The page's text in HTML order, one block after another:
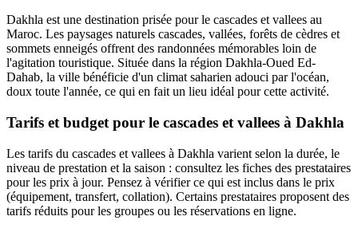
Dakhla est une destination prisée pour le cascades et vallees au
Maroc. Les paysages naturels cascades, vallées, forêts de cèdres et
sommets enneigés offrent des randonnées mémorables loin de
l'agitation touristique. Située dans la région Dakhla-Oued Ed-
Dahab, la ville bénéficie d'un climat saharien adouci par l'océan,
doux toute l'année, ce qui en fait un lieu idéal pour cette activité.
Tarifs et budget pour le cascades et vallees à Dakhla
Les tarifs du cascades et vallees à Dakhla varient selon la durée, le
niveau de prestation et la saison : consultez les fiches des prestataires
pour les prix à jour. Pensez à vérifier ce qui est inclus dans le prix
(équipement, transfert, collation). Certains prestataires proposent des
tarifs réduits pour les groupes ou les réservations en ligne.